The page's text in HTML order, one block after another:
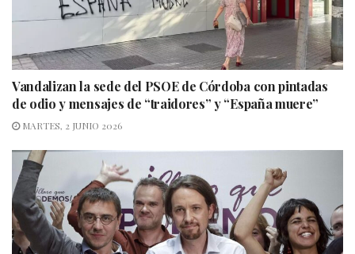
Vandalizan la sede del PSOE de Córdoba con pintadas
de odio y mensajes de “traidores” y “España muere”
MARTES, 2 JUNIO 2026